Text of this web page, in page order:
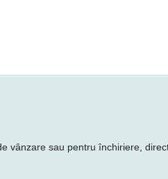
vânzare sau pentru închiriere,